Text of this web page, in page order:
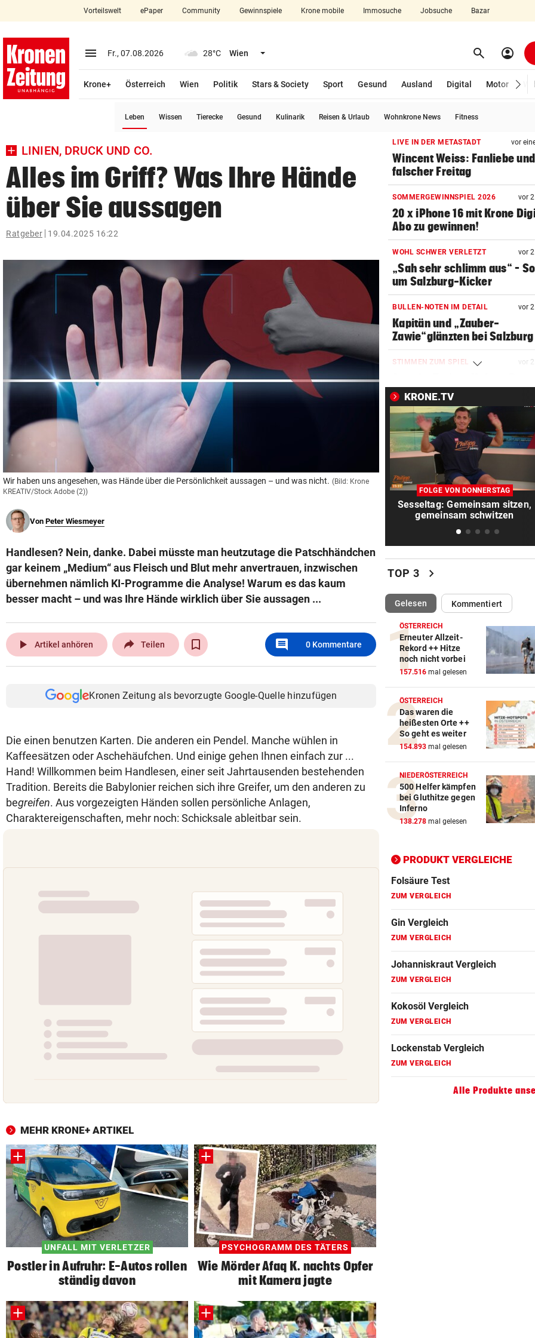
closeSchließen
account_circle Anmelden
arrow_right
bookmark
search
Suchbegriff
eingeben
© Krone Multimedia GmbH & Co KG 2026
Muthgasse 2, 1190 Wien
Vorteilswelt ePaper Community Gewinnspiele Krone mobile Immosuche Jobsuche Bazar
menu Menü aufklappen
Fr., 07.08.2026 28°C Wien Menü aufklappen search Suchen
account_circle
Krone+ Österreich Wien Politik Stars & Society Sport Gesund Ausland Digital Motor
Leben Wissen Tierecke Gesund Kulinarik Reisen & Urlaub Wohnkrone News Fitness
LINIEN, DRUCK UND CO.
Alles im Griff? Was Ihre Hände
über Sie aussagen
Ratgeber 19.04.2025 16:22
Wir haben uns angesehen, was Hände über die Persönlichkeit aussagen – und was nicht. (Bild: Krone
KREATIV/Stock Adobe (2))
Von Peter Wiesmeyer
Handlesen? Nein, danke. Dabei müsste man heutzutage die Patschhändchen
gar keinem „Medium“ aus Fleisch und Blut mehr anvertrauen, inzwischen
übernehmen nämlich KI-Programme die Analyse! Warum es das kaum
besser macht – und was Ihre Hände wirklich über Sie aussagen ...
play_arrow Artikel anhören Teilen comment 0 Kommentare
Kronen Zeitung als bevorzugte Google-Quelle hinzufügen
Die einen benutzen Karten. Die anderen ein Pendel. Manche wühlen in
Kaffeesätzen oder Aschehäufchen. Und einige gehen Ihnen einfach zur ...
Hand! Willkommen beim Handlesen, einer seit Jahrtausenden bestehenden
Tradition. Bereits die Babylonier reichen sich ihre Greifer, um den anderen zu
begreifen. Aus vorgezeigten Händen sollen persönliche Anlagen,
Charaktereigenschaften, mehr noch: Schicksale ableitbar sein.
MEHR KRONE+ ARTIKEL
UNFALL MIT VERLETZER
Postler in Aufruhr: E-Autos rollen
ständig davon
PSYCHOGRAMM DES TÄTERS
Wie Mörder Afaq K. nachts Opfer
mit Kamera jagte
LIVE IN DER METASTADT vor
Wincent Weiss: Fanliebe
falscher Freitag
SOMMERGEWINNSPIEL 2026 vor
20 x iPhone 16 mit Krone
Abo zu gewinnen!
WOHL SCHWER VERLETZT vor
„Sah sehr schlimm aus“ –
um Salzburg-Kicker
BULLEN-NOTEN IM DETAIL vor
Kapitän und „Zauber-
Zawie“glänzten bei Salzburg
STIMMEN ZUM SPIEL vor
uns besser!“
KUNDENDATEN BETROFFEN
Cyberangriff auf Wiener
Schmuckhändler Frey Wille
EUROPA-LEAGUE-QUALI vor
Joker Tabakovic führt
Last-Minute-Sieg
Erste Anklage gegen Israeli
Gaza-Krieg
Sportboss Katzer: „Fahren
superhappy nach Hause“
ORKAN, KEIN STROM & CO vor
Skurrilitäten in der Red Bull
häufen sich
Knoll bei EM Achter vom
Lotfi auf Rang 12!
SCHON NÄCHSTE SAISON vor
F1-Boss verrät: Es wird mehr
Sprintrennen geben
FREISPRÜCHE REGEN AUF vor
Katzentöter-Anwalt: „Nie
TRUMP DROHT:
über Waffenengpässe
CONFERENCE LEAGUE vor
Sieg! Austria stößt die Tür
Play-off weit auf
MITTEN IN HITZEWELLE vor
Irre! Salzburg – Pafos wegen
Sintflut unterbrochen
RADSPORT vor
Reusser vor Ventoux-Etappe
weiter im Gelben Trikot
KEIN ARSENAL-WECHSEL vor
Vinicius Jr. verlängert bei
KRONE.TV
FOLGE VON DONNERSTAG
Sesseltag: Gemeinsam sitzen,
gemeinsam schwitzen
TOP 3 chevron_right
Gelesen(ausgewählt)Kommentiert
ÖSTERREICH
Erneuter Allzeit-
Rekord ++ Hitze
noch nicht vorbei
157.516 mal gelesen
ÖSTERREICH
Das waren die
heißesten Orte ++
So geht es weiter
154.893 mal gelesen
NIEDERÖSTERREICH
500 Helfer kämpfen
bei Gluthitze gegen
Inferno
138.278 mal gelesen
PRODUKT VERGLEICHE
Blutdruckmessgerät Vergleich
ZUM VERGLEICH
Duschkopf Vergleich
ZUM VERGLEICH
ZUM VERGLEICH
Epilierer Vergleich
ZUM VERGLEICH
ZUM VERGLEICH
Folsäure Test
ZUM VERGLEICH
Gin Vergleich
ZUM VERGLEICH
Johanniskraut Vergleich
ZUM VERGLEICH
Kokosöl Vergleich
ZUM VERGLEICH
Lockenstab Vergleich
ZUM VERGLEICH
Alle Produkte